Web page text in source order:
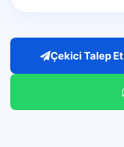
Çekici Talep Et